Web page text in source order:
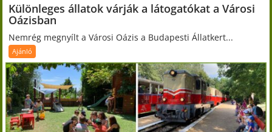
Különleges állatok várják a látogatókat a Városi
Oázisban
Nemrég megnyílt a Városi Oázis a Budapesti Állatkert...
Ajánló